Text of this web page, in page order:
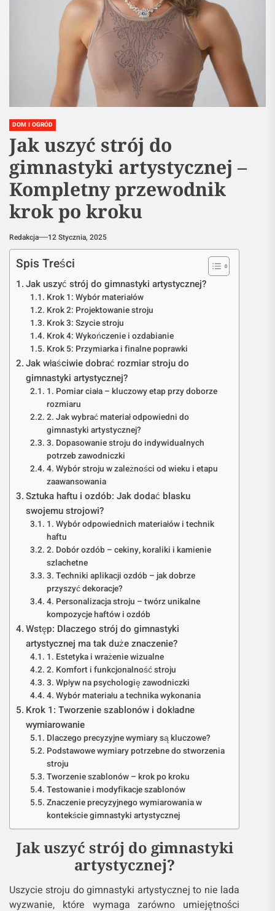
DOM I OGRÓD
Jak uszyć strój do
gimnastyki artystycznej –
Kompletny przewodnik
krok po kroku
Redakcja 12 Stycznia, 2025
Spis Treści
Jak uszyć strój do gimnastyki artystycznej?
Krok 1: Wybór materiałów
Krok 2: Projektowanie stroju
Krok 3: Szycie stroju
Krok 4: Wykończenie i ozdabianie
Krok 5: Przymiarka i finalne poprawki
Jak właściwie dobrać rozmiar stroju do
gimnastyki artystycznej?
1. Pomiar ciała – kluczowy etap przy doborze
rozmiaru
2. Jak wybrać materiał odpowiedni do
gimnastyki artystycznej?
3. Dopasowanie stroju do indywidualnych
potrzeb zawodniczki
4. Wybór stroju w zależności od wieku i etapu
zaawansowania
Sztuka haftu i ozdób: Jak dodać blasku
swojemu strojowi?
1. Wybór odpowiednich materiałów i technik
haftu
2. Dobór ozdób – cekiny, koraliki i kamienie
szlachetne
3. Techniki aplikacji ozdób – jak dobrze
przyszyć dekoracje?
4. Personalizacja stroju – twórz unikalne
kompozycje haftów i ozdób
Wstęp: Dlaczego strój do gimnastyki
artystycznej ma tak duże znaczenie?
1. Estetyka i wrażenie wizualne
2. Komfort i funkcjonalność stroju
3. Wpływ na psychologię zawodniczki
4. Wybór materiału a technika wykonania
Krok 1: Tworzenie szablonów i dokładne
wymiarowanie
Dlaczego precyzyjne wymiary są kluczowe?
Podstawowe wymiary potrzebne do stworzenia
stroju
Tworzenie szablonów – krok po kroku
Testowanie i modyfikacje szablonów
Znaczenie precyzyjnego wymiarowania w
kontekście gimnastyki artystycznej
Jak uszyć strój do gimnastyki
artystycznej?
Uszycie stroju do gimnastyki artystycznej to nie lada
wyzwanie, które wymaga zarówno umiejętności